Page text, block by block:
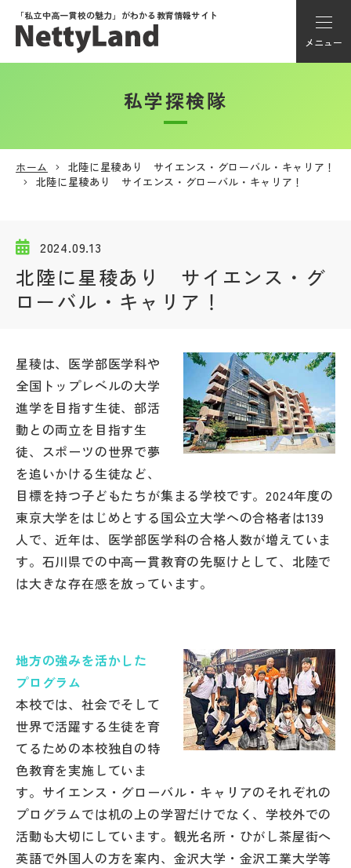
「私立中高一貫校の魅力」がわかる教育情報サイト
メニュー
アカウント登録
メニュー
学校動画
帰国生受験情報
説明会・イベント情報
よみもの
学校からのお知らせ
学校HP最新情報
NettyLandかわら版
その他
お問い合わせ
個人情報保護方針
サイトマップ
私学探検隊
ホーム
北陸に星稜あり サイエンス・グローバル・キャリア！
北陸に星稜あり サイエンス・グローバル・キャリア！
2024.09.13
北陸に星稜あり サイエンス・グ
ローバル・キャリア！
星稜は、医学部医学科や
全国トップレベルの大学
進学を目指す生徒、部活
動との両立を目指す生
徒、スポーツの世界で夢
を追いかける生徒など、
目標を持つ子どもたちが集まる学校です。2024年度の
東京大学をはじめとする国公立大学への合格者は139
人で、近年は、医学部医学科の合格人数が増えていま
す。石川県での中高一貫教育の先駆けとして、北陸で
は大きな存在感を放っています。
地方の強みを活かした
プログラム
本校では、社会でそして
世界で活躍する生徒を育
てるための本校独自の特
色教育を実施していま
す。サイエンス・グローバル・キャリアのそれぞれの
プログラムでは机の上の学習だけでなく、学校外での
活動も大切にしています。観光名所・ひがし茶屋街へ
英語で外国人の方を案内、金沢大学・金沢工業大学等